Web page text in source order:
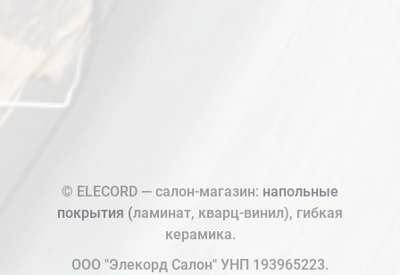
© ELECORD — салон-магазин: напольные
покрытия (ламинат, кварц-винил), гибкая
керамика.
ООО "Элекорд Салон" УНП 193965223.